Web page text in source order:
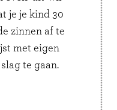
kan het langst
ermee!
je je kind 30
zinnen af te
met eigen
te gaan.